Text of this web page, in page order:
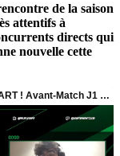
de la saison
attentifs à
directs qui
nouvelle cette